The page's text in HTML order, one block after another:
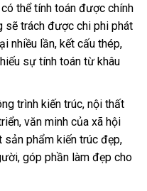
thể tính toán được chính
sẽ trách được chi phi phát
nhiều lần, kết cấu thép,
sự tính toán từ khâu
trình kiến trúc, nội thất
văn minh của xã hội
phẩm kiến trúc đẹp,
góp phần làm đẹp cho